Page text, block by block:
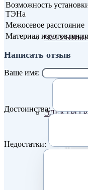
ЭЛЕКТРО
Возможность
ТЭНа
Межосевое расстояние
Материал изготовления
Написать отзыв
Ваше имя:
Достоинства:
Недостатки: